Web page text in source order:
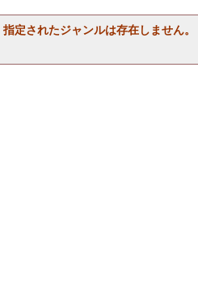
指定されたジャンルは存在しません。